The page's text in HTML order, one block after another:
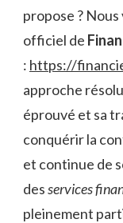
propose ?
officiel de
: https://
approche
éprouvé et sa
conquérir la
et continue de
desservices
pleinement